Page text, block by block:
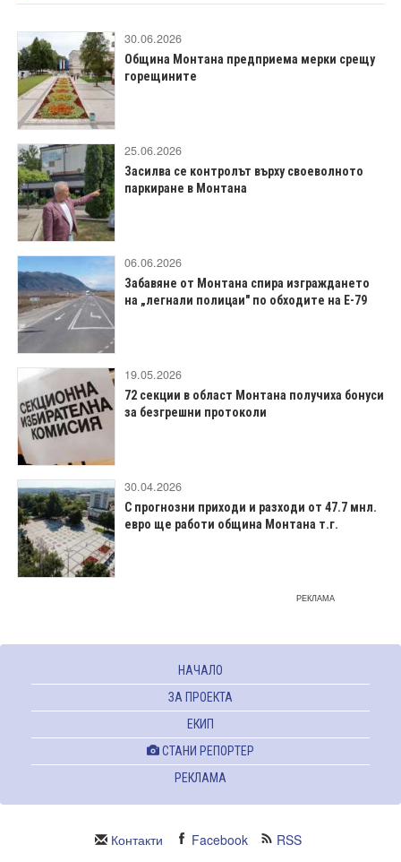
30.06.2026
Община Монтана предприема мерки срещу
горещините
25.06.2026
Засилва се контролът върху своеволното
паркиране в Монтана
06.06.2026
Забавяне от Монтана спира изграждането
на „легнали полицаи" по обходите на Е-79
19.05.2026
72 секции в област Монтана получиха бонуси
за безгрешни протоколи
30.04.2026
С прогнозни приходи и разходи от 47.7 мнл.
евро ще работи община Монтана т.г.
РЕКЛАМА
НАЧАЛО
ЗА ПРОЕКТА
ЕКИП
СТАНИ РЕПОРТЕР
РЕКЛАМА
Контакти Facebook RSS